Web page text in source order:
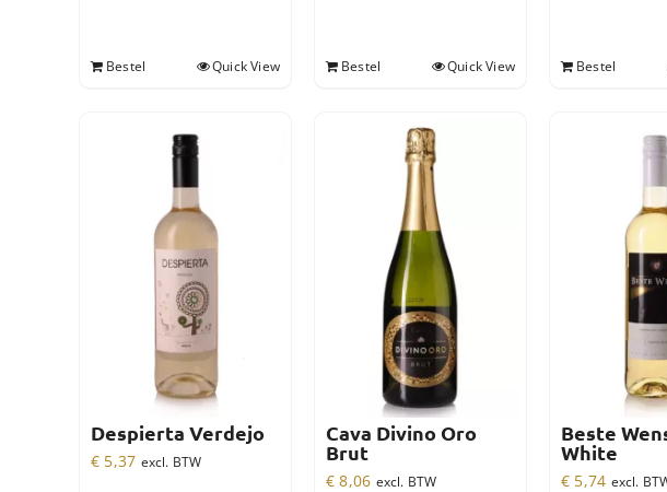
Bestel Quick View Bestel Quick View Bestel
Despierta Verdejo
€ 5,37 excl. BTW
Cava Divino Oro
Brut
€ 8,06 excl. BTW
Beste
White
€ 5,74 excl.